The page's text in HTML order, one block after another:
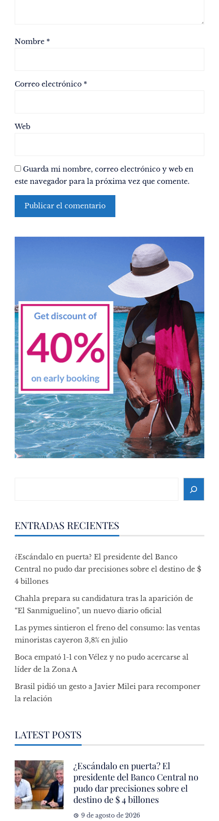
Nombre *
Correo electrónico *
Web
Guarda mi nombre, correo electrónico y web en
este navegador para la próxima vez que comente.
ENTRADAS RECIENTES
¿Escándalo en puerta? El presidente del Banco
Central no pudo dar precisiones sobre el destino de $
4 billones
Chahla prepara su candidatura tras la aparición de
“El Sanmiguelino”, un nuevo diario oficial
Las pymes sintieron el freno del consumo: las ventas
minoristas cayeron 3,8% en julio
Boca empató 1-1 con Vélez y no pudo acercarse al
líder de la Zona A
Brasil pidió un gesto a Javier Milei para recomponer
la relación
LATEST POSTS
¿Escándalo en puerta? El
presidente del Banco Central no
pudo dar precisiones sobre el
destino de $ 4 billones
9 de agosto de 2026